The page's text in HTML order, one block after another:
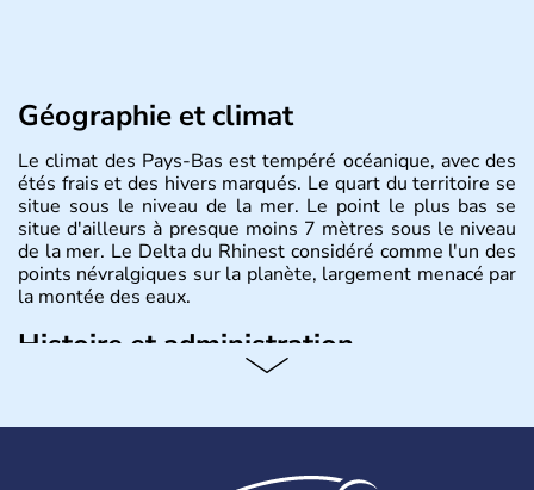
Géographie et climat
Le climat des Pays-Bas est tempéré océanique, avec des
étés frais et des hivers marqués. Le quart du territoire se
situe sous le niveau de la mer. Le point le plus bas se
situe d'ailleurs à presque moins 7 mètres sous le niveau
de la mer. Le Delta du Rhinest considéré comme l'un des
points névralgiques sur la planète, largement menacé par
la montée des eaux.
Histoire et administration
D'autres villes jouissent d'une grande importance,
rôle dans la construction européenne. Le pays est